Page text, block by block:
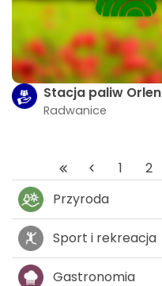
Stacja paliw Orlen
Radwanice
1 2
Przyroda
Sport i rekreacja
Gastronomia